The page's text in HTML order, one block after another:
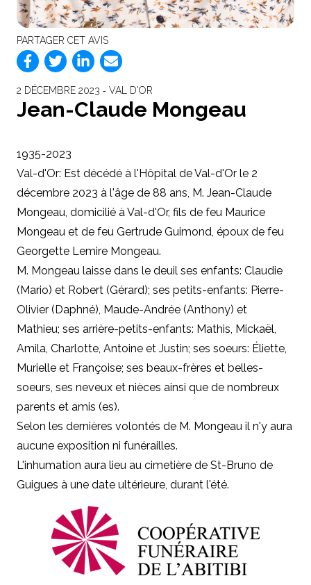
PARTAGER CET AVIS
2 DÉCEMBRE 2023 ‐ VAL D'OR
Jean-Claude Mongeau
1935-2023
Val-d'Or: Est décédé à l'Hôpital de Val-d'Or le 2
décembre 2023 à l'âge de 88 ans, M. Jean-Claude
Mongeau, domicilié à Val-d'Or, fils de feu Maurice
Mongeau et de feu Gertrude Guimond, époux de feu
Georgette Lemire Mongeau.
M. Mongeau laisse dans le deuil ses enfants: Claudie
(Mario) et Robert (Gérard); ses petits-enfants: Pierre-
Olivier (Daphné), Maude-Andrée (Anthony) et
Mathieu; ses arrière-petits-enfants: Mathis, Mickaël,
Amila, Charlotte, Antoine et Justin; ses soeurs: Éliette,
Murielle et Françoise; ses beaux-frères et belles-
soeurs, ses neveux et nièces ainsi que de nombreux
parents et amis (es).
Selon les dernières volontés de M. Mongeau il n'y aura
aucune exposition ni funérailles.
L'inhumation aura lieu au cimetière de St-Bruno de
Guigues à une date ultérieure, durant l'été.